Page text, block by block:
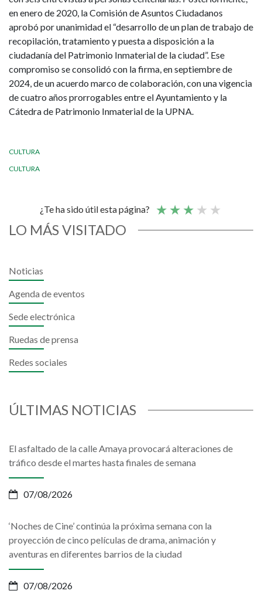
en enero de 2020, la Comisión de Asuntos Ciudadanos
aprobó por unanimidad el “desarrollo de un plan de trabajo de
recopilación, tratamiento y puesta a disposición a la
ciudadanía del Patrimonio Inmaterial de la ciudad”. Ese
compromiso se consolidó con la firma, en septiembre de
2024, de un acuerdo marco de colaboración, con una vigencia
de cuatro años prorrogables entre el Ayuntamiento y la
Cátedra de Patrimonio Inmaterial de la UPNA.
CULTURA
CULTURA
¿Te ha sido útil esta página?
LO MÁS VISITADO
Noticias
Agenda de eventos
Sede electrónica
Ruedas de prensa
Redes sociales
ÚLTIMAS NOTICIAS
El asfaltado de la calle Amaya provocará alteraciones de
tráfico desde el martes hasta finales de semana
07/08/2026
‘Noches de Cine’ continúa la próxima semana con la
proyección de cinco películas de drama, animación y
aventuras en diferentes barrios de la ciudad
07/08/2026